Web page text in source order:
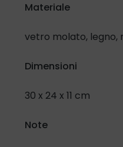
Materiale
vetro molato, legno,
Dimensioni
30 x 24 x 11 cm
Note